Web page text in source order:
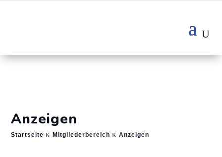
Anzeigen
Startseite K Mitgliederbereich K Anzeigen